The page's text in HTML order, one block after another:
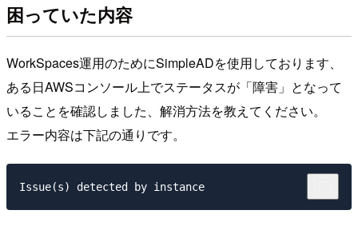
困っていた内容
WorkSpaces運用のためにSimpleADを使用しております、
ある日AWSコンソール上でステータスが「障害」となって
いることを確認しました、解消方法を教えてください。
エラー内容は下記の通りです。